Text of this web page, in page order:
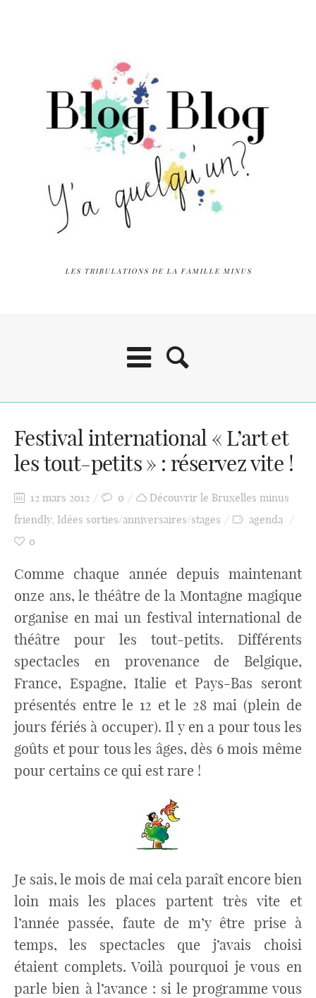
LES TRIBULATIONS DE LA FAMILLE MINUS
Festival international « L’art et
les tout-petits » : réservez vite !
12 mars 2012 0
Découvrir le Bruxelles minus
friendly, Idées sorties/anniversaires/stages
agenda
0
Comme chaque année depuis maintenant
onze ans, le théâtre de la Montagne magique
organise en mai un festival international de
théâtre pour les tout-petits. Différents
spectacles en provenance de Belgique,
France, Espagne, Italie et Pays-Bas seront
présentés entre le 12 et le 28 mai (plein de
jours fériés à occuper). Il y en a pour tous les
goûts et pour tous les âges, dès 6 mois même
pour certains ce qui est rare !
Je sais, le mois de mai cela paraît encore bien
loin mais les places partent très vite et
l’année passée, faute de m’y être prise à
temps, les spectacles que j’avais choisi
étaient complets. Voilà pourquoi je vous en
parle bien à l’avance : si le programme vous